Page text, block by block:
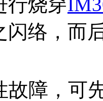
闪络，而
障，可